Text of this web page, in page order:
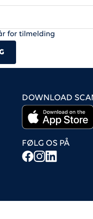
for tilmelding
DOWNLOAD
FØLG OS PÅ